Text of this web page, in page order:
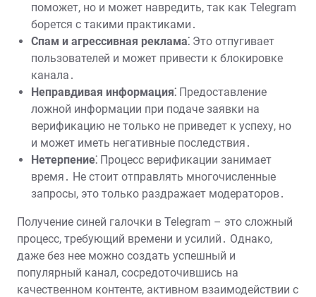
поможет, но и может навредить, так как Telegram
борется с такими практиками․
Спам и агрессивная реклама⁚ Это отпугивает
пользователей и может привести к блокировке
канала․
Неправдивая информация⁚ Предоставление
ложной информации при подаче заявки на
верификацию не только не приведет к успеху, но
и может иметь негативные последствия․
Нетерпение⁚ Процесс верификации занимает
время․ Не стоит отправлять многочисленные
запросы, это только раздражает модераторов․
Получение синей галочки в Telegram – это сложный
процесс, требующий времени и усилий․ Однако,
даже без нее можно создать успешный и
популярный канал, сосредоточившись на
качественном контенте, активном взаимодействии с